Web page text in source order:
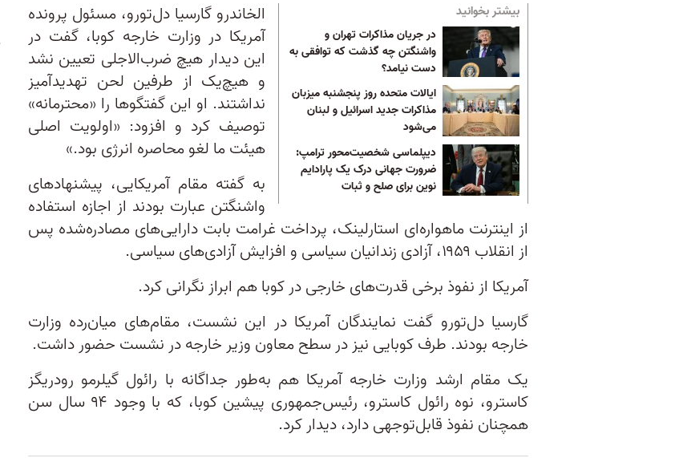
بیشتر بخوانید
در جریان مذاکرات تهران و
واشنگتن چه گذشت که توافقی به
دست نیامد؟
ایالات متحده روز پنجشنبه میزبان
مذاکرات جدید اسرائیل و لبنان
می‌شود
دیپلماسی شخصیت‌محور ترامپ:
ضرورت جهانی درک یک پارادایم
نوین برای صلح و ثبات
الخاندرو گارسیا دل‌تورو، مسئول پرونده
آمریکا در وزارت خارجه کوبا، گفت در
این دیدار هیچ ضرب‌الاجلی تعیین نشد
و هیچ‌یک از طرفین لحن تهدیدآمیز
نداشتند. او این گفتگوها را «محترمانه»
توصیف کرد و افزود: «اولویت اصلی
هیئت ما لغو محاصره انرژی بود.»
به گفته مقام آمریکایی، پیشنهادهای
واشنگتن عبارت بودند از اجازه استفاده
از اینترنت ماهواره‌ای استارلینک، پرداخت غرامت بابت دارایی‌های مصادره‌شده پس
از انقلاب ۱۹۵۹، آزادی زندانیان سیاسی و افزایش آزادی‌های سیاسی.
آمریکا از نفوذ برخی قدرت‌های خارجی در کوبا هم ابراز نگرانی کرد.
گارسیا دل‌تورو گفت نمایندگان آمریکا در این نشست، مقام‌های میان‌رده وزارت
خارجه بودند. طرف کوبایی نیز در سطح معاون وزیر خارجه در نشست حضور داشت.
یک مقام ارشد وزارت خارجه آمریکا هم به‌طور جداگانه با رائول گیلرمو رودریگز
کاسترو، نوه رائول کاسترو، رئیس‌جمهوری پیشین کوبا، که با وجود ۹۴ سال سن
همچنان نفوذ قابل‌توجهی دارد، دیدار کرد.